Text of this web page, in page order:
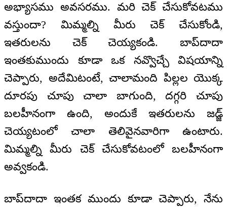
అభ్యాసము అవసరము. మరి చెక్ చేసుకోవటము
వస్తుందా? మిమ్మల్ని మీరు చెక్ చేసుకోండి,
ఇతరులను చెక్ చెయ్యకండి. బాప్‌దాదా
ఇంతకుముందు కూడా ఒక నవ్వొచ్చే విషయాన్ని
చెప్పారు, అదేమిటంటే, చాలామంది పిల్లల యొక్క
దూరపు చూపు చాలా బాగుంది, దగ్గరి చూపు
బలహీనంగా ఉంది, అందుకే ఇతరులను జడ్జ్
చెయ్యటంలో చాలా తెలివైనవారిగా ఉంటారు.
మిమ్మల్ని మీరు చెక్ చేసుకోవటంలో బలహీనంగా
అవ్వకండి.
బాప్‌దాదా ఇంతక ముందు కూడా చెప్పారు, నేను